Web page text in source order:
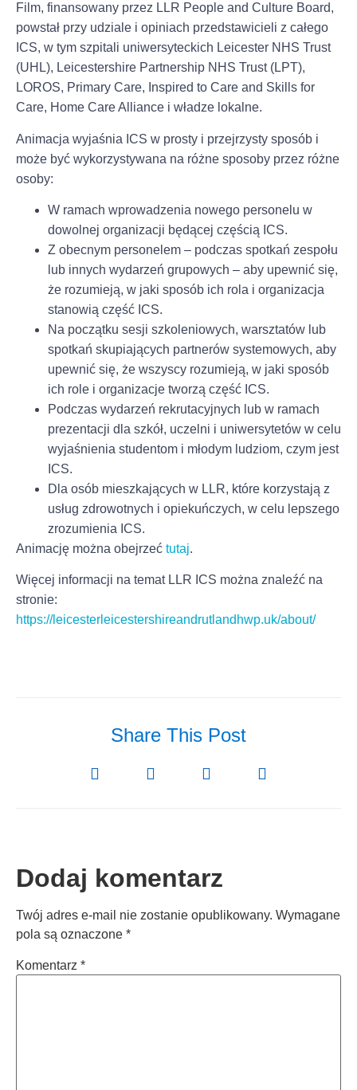
Film, finansowany przez LLR People and Culture Board,
powstał przy udziale i opiniach przedstawicieli z całego
ICS, w tym szpitali uniwersyteckich Leicester NHS Trust
(UHL), Leicestershire Partnership NHS Trust (LPT),
LOROS, Primary Care, Inspired to Care and Skills for
Care, Home Care Alliance i władze lokalne.
Animacja wyjaśnia ICS w prosty i przejrzysty sposób i
może być wykorzystywana na różne sposoby przez różne
osoby:
W ramach wprowadzenia nowego personelu w
dowolnej organizacji będącej częścią ICS.
Z obecnym personelem – podczas spotkań zespołu
lub innych wydarzeń grupowych – aby upewnić się,
że rozumieją, w jaki sposób ich rola i organizacja
stanowią część ICS.
Na początku sesji szkoleniowych, warsztatów lub
spotkań skupiających partnerów systemowych, aby
upewnić się, że wszyscy rozumieją, w jaki sposób
ich role i organizacje tworzą część ICS.
Podczas wydarzeń rekrutacyjnych lub w ramach
prezentacji dla szkół, uczelni i uniwersytetów w celu
wyjaśnienia studentom i młodym ludziom, czym jest
ICS.
Dla osób mieszkających w LLR, które korzystają z
usług zdrowotnych i opiekuńczych, w celu lepszego
zrozumienia ICS.
Animację można obejrzeć tutaj.
Więcej informacji na temat LLR ICS można znaleźć na
stronie:
https://leicesterleicestershireandrutlandhwp.uk/about/
Share This Post
Dodaj komentarz
Twój adres e-mail nie zostanie opublikowany. Wymagane
pola są oznaczone *
Komentarz *